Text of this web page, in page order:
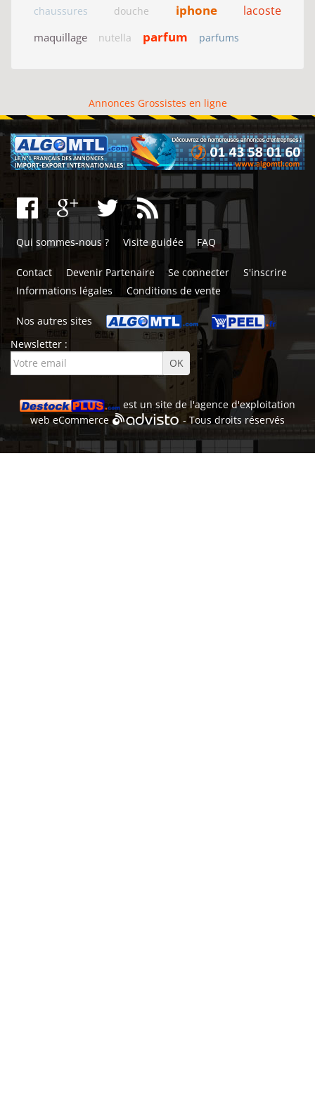
chaussures douche iphone lacoste
maquillage nutella parfum parfums
Annonces Grossistes en ligne
Qui sommes-nous ? Visite guidée FAQ
Contact Devenir Partenaire Se connecter
S'inscrire
Informations légales
Conditions de vente
Nos autres sites
Newsletter :
est un site de l'agence d'exploitation
webeCommerce - Tous droits réservés